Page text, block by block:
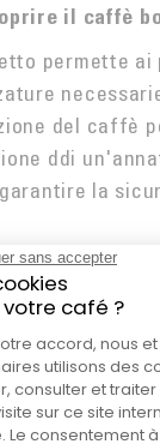
il caffè
permette
del caffè
ddi
la